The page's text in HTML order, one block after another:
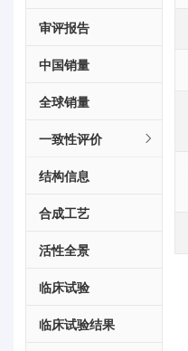
审评报告
中国销量
全球销量
一致性评价
结构信息
合成工艺
活性全景
临床试验
临床试验结果